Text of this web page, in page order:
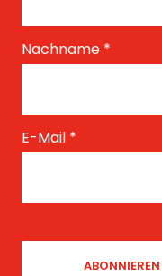
Nachname *
E-Mail *